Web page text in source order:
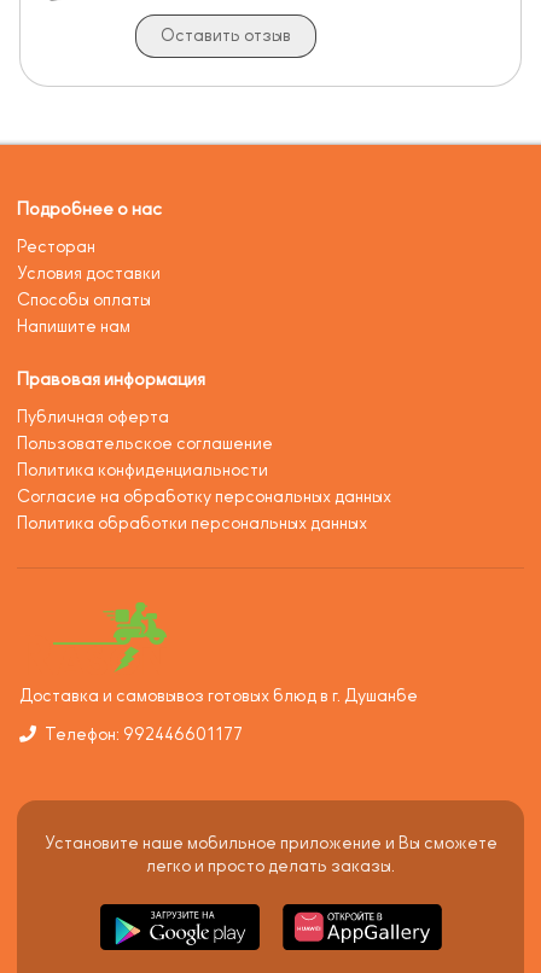
Оставить отзыв
Подробнее о нас
Ресторан
Условия доставки
Способы оплаты
Напишите нам
Правовая информация
Публичная оферта
Пользовательское соглашение
Политика конфиденциальности
Согласие на обработку персональных данных
Политика обработки персональных данных
Доставка и самовывоз готовых блюд в г. Душанбе
Телефон: 992446601177
Установите наше мобильное приложение и Вы сможете
легко и просто делать заказы.